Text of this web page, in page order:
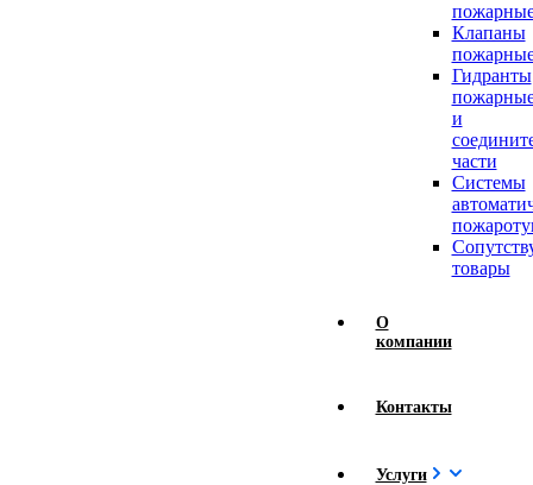
Клапаны
Гидранты
и
части
Системы
товары
О
компании
Контакты
Услуги